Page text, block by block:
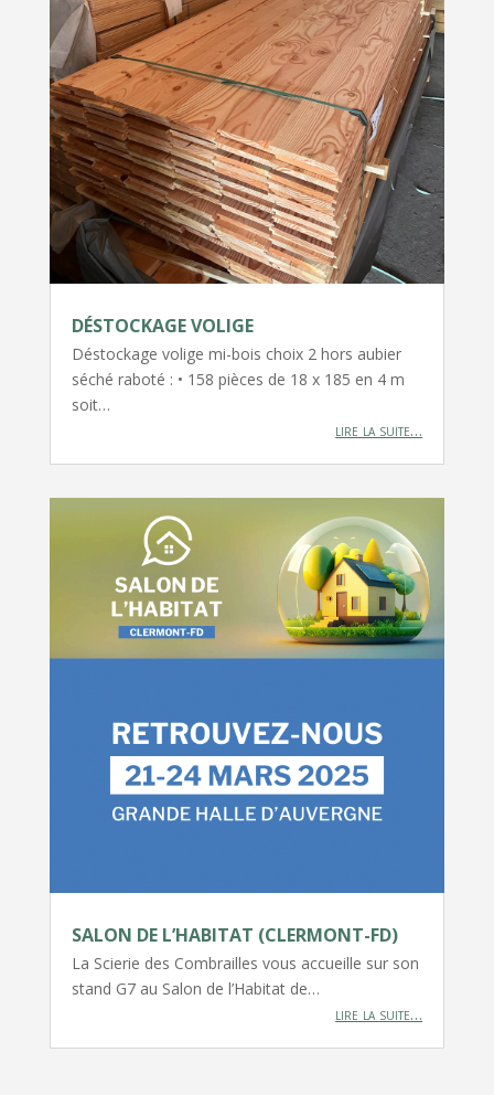
DÉSTOCKAGE VOLIGE
Déstockage volige mi-bois choix 2 hors aubier
séché raboté : • 158 pièces de 18 x 185 en 4 m
soit…
lire la suite…
SALON DE L’HABITAT (CLERMONT-FD)
La Scierie des Combrailles vous accueille sur son
stand G7 au Salon de l’Habitat de…
lire la suite…